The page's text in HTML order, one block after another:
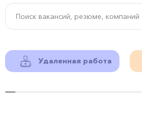
Удаленная работа